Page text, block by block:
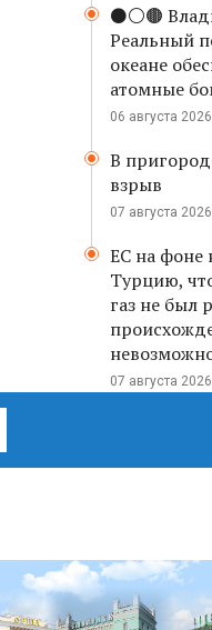
⚫️⚪️🟤
Реальный
океане
атомные
06 августа
В
взрыв
07 августа
ЕС на фоне
Турцию,
газ не был
07 августа